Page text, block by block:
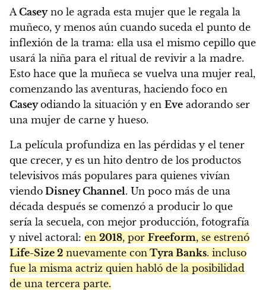
ACaseyno le agrada esta mujer que le regala la
muñeco, y menos aún cuando suceda el punto de
inflexión de la trama: ella usa el mismo cepillo que
usará la niña para el ritual de revivir a la madre.
Esto hace que la muñeca se vuelva una mujer real,
comenzando las aventuras, haciendo foco en
Caseyodiando la situación y en Eve adorando ser
una mujer de carne y hueso.
La película profundiza en las pérdidas y el tener
que crecer, y es un hito dentro de los productos
televisivos más populares para quienes vivían
viendo Disney Channel. Un poco más de una
década después se comenzó a producir lo que
sería la secuela, con mejor producción, fotografía
y nivel actoral: en 2018, por Freeform, se estrenó
Life-Size 2 nuevamente con Tyra Banks. incluso
fue la misma actriz quien habló de la posibilidad
de una tercera parte.